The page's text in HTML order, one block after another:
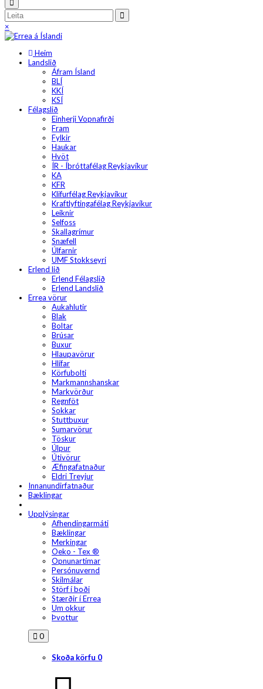
×
Heim
Landslið
Áfram Ísland
BLÍ
KKÍ
KSÍ
Félagslið
Einherji Vopnafirði
Fram
Fylkir
Haukar
Hvöt
ÍR - Íþróttafélag Reykjavíkur
KA
KFR
Klifurfélag Reykjavíkur
Kraftlyftingafélag Reykjavíkur
Leiknir
Selfoss
Skallagrímur
Snæfell
Úlfarnir
UMF Stokkseyri
Erlend lið
Erlend Félagslið
Erlend Landslið
Errea vörur
Aukahlutir
Blak
Boltar
Brúsar
Buxur
Hlaupavörur
Hlífar
Körfubolti
Markmannshanskar
Markvörður
Regnföt
Sokkar
Stuttbuxur
Sumarvörur
Töskur
Úlpur
Útivörur
Æfingafatnaður
Eldri Treyjur
Innanundirfatnaður
Bæklingar
Upplýsingar
Afhendingarmáti
Bæklingar
Merkingar
Oeko - Tex ®
Opnunartímar
Persónuvernd
Skilmálar
Störf í boði
Stærðir í Errea
Um okkur
Þvottur
0
Skoða körfu 0